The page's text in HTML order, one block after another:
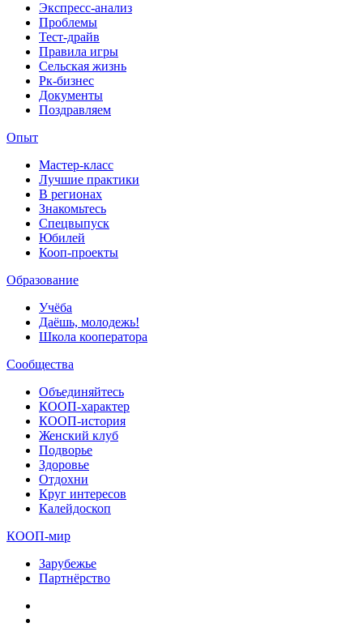
Экспресс-анализ
Проблемы
Тест-драйв
Правила игры
Сельская жизнь
Рк-бизнес
Документы
Поздравляем
Опыт
Мастер-класс
Лучшие практики
В регионах
Знакомьтесь
Спецвыпуск
Юбилей
Кооп-проекты
Образование
Учёба
Даёшь, молодежь!
Школа кооператора
Сообщества
Объединяйтесь
КООП-характер
КООП-история
Женский клуб
Подворье
Здоровье
Отдохни
Круг интересов
Калейдоскоп
КООП-мир
Зарубежье
Партнёрство